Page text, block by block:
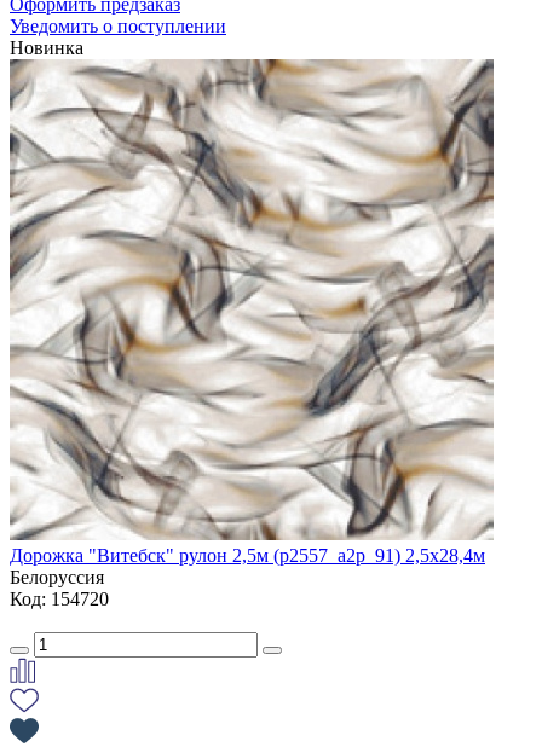
Оформить предзаказ
Уведомить о поступлении
Новинка
Дорожка "Витебск" рулон 2,5м (p2557_a2p_91) 2,5х28,4м
Белоруссия
Код: 154720